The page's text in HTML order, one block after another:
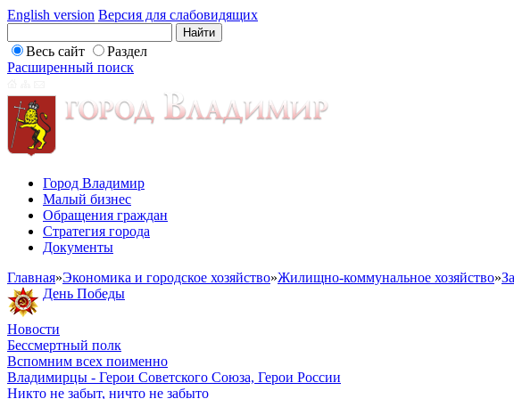
English version Версия для слабовидящих
Весь сайт
Раздел
Расширенный поиск
Город Владимир
Малый бизнес
Обращения граждан
Стратегия города
Документы
Главная»Экономика и городское хозяйство»Жилищно-коммунальное хозяйство»
День Победы
Новости
Бессмертный полк
Вспомним всех поименно
Владимирцы - Герои Советского Союза, Герои России
Никто не забыт, ничто не забыто